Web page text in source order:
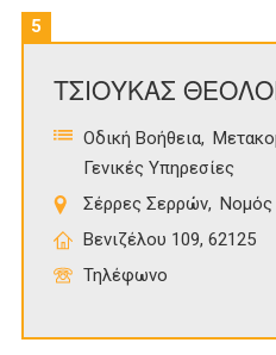
5
ΤΣΙΟΥΚΑΣ
Οδική Βοήθεια
Γενικές Υπηρεσίες
Σέρρες Σερρών
Βενιζέλου 109, 62125
Τηλέφωνο